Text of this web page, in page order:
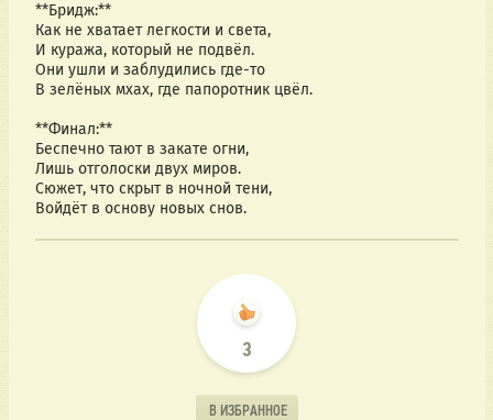
**Бридж:**
Как не хватает легкости и света,
И куража, который не подвёл.
Они ушли и заблудились где-то
В зелёных мхах, где папоротник цвёл.
**Финал:**
Беспечно тают в закате огни,
Лишь отголоски двух миров.
Сюжет, что скрыт в ночной тени,
Войдёт в основу новых снов.
3
В ИЗБРАННОЕ